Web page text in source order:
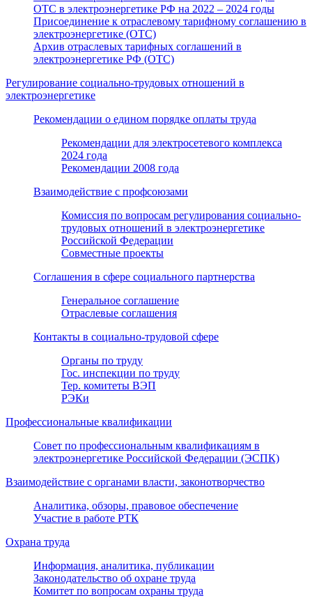
ОТС в электроэнергетике РФ на 2022 – 2024 годы
Присоединение к отраслевому тарифному соглашению в
электроэнергетике (ОТС)
Архив отраслевых тарифных соглашений в
электроэнергетике РФ (ОТС)
Регулирование социально-трудовых отношений в
электроэнергетике
Рекомендации о едином порядке оплаты труда
Рекомендации для электросетевого комплекса
2024 года
Рекомендации 2008 года
Взаимодействие с профсоюзами
Комиссия по вопросам регулирования социально-
трудовых отношений в электроэнергетике
Российской Федерации
Совместные проекты
Соглашения в сфере социального партнерства
Генеральное соглашение
Отраслевые соглашения
Контакты в социально-трудовой сфере
Органы по труду
Гос. инспекции по труду
Тер. комитеты ВЭП
РЭКи
Профессиональные квалификации
Совет по профессиональным квалификациям в
электроэнергетике Российской Федерации (ЭСПК)
Взаимодействие с органами власти, законотворчество
Аналитика, обзоры, правовое обеспечение
Участие в работе РТК
Охрана труда
Информация, аналитика, публикации
Законодательство об охране труда
Комитет по вопросам охраны труда